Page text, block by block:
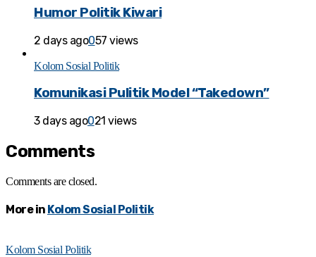
Humor Politik Kiwari
2 days ago057 views
Kolom Sosial Politik
Komunikasi Pulitik Model “Takedown”
3 days ago021 views
Comments
Comments are closed.
More in Kolom Sosial Politik
Kolom Sosial Politik